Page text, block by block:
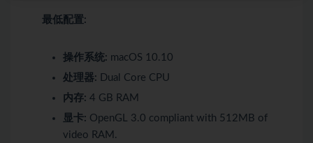
最低配置:
操作系统: macOS 10.10
处理器: Dual Core CPU
内存: 4 GB RAM
显卡: OpenGL 3.0 compliant with 512MB of
video RAM.